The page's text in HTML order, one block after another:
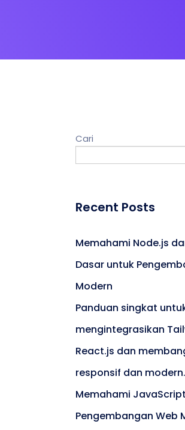
Umroh
Cari
Recent Posts
Memahami Node.js
Dasar untuk
Modern
Panduan singkat
mengintegrasikan
React.js dan
responsif dan modern.
Memahami
Pengembangan Web